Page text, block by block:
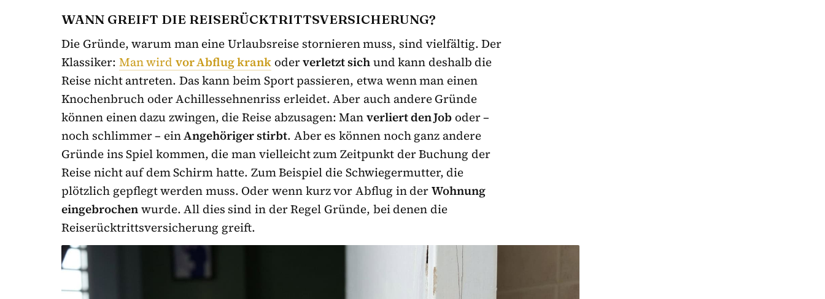
WANN GREIFT DIE REISERÜCKTRITTSVERSICHERUNG?
Die Gründe, warum man eine Urlaubsreise stornieren muss, sind vielfältig. Der
Klassiker: Man wird vor Abflug krank oderverletzt sichund kann deshalb die
Reise nicht antreten. Das kann beim Sport passieren, etwa wenn man einen
Knochenbruch oder Achillessehnenriss erleidet. Aber auch andere Gründe
können einen dazu zwingen, die Reise abzusagen: Manverliert den Job oder –
noch schlimmer – einAngehöriger stirbt. Aber es können noch ganz andere
Gründe ins Spiel kommen, die man vielleicht zum Zeitpunkt der Buchung der
Reise nicht auf dem Schirm hatte. Zum Beispiel die Schwiegermutter, die
plötzlich gepflegt werden muss. Oder wenn kurz vor Abflug in derWohnung
eingebrochenwurde. All dies sind in der Regel Gründe, bei denen die
Reiserücktrittsversicherung greift.